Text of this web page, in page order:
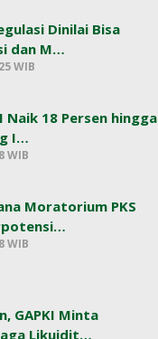
Dinilai Bisa
dan M…
WIB
Naik 18 Persen hingga
I…
WIB
Moratorium PKS
WIB
GAPKI Minta
Likuidit…